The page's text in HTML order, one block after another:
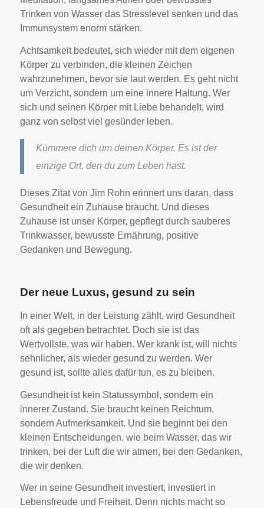
Trinken von Wasser das Stresslevel senken und das
Immunsystem enorm stärken.
Achtsamkeit bedeutet, sich wieder mit dem eigenen
Körper zu verbinden, die kleinen Zeichen
wahrzunehmen, bevor sie laut werden. Es geht nicht
um Verzicht, sondern um eine innere Haltung. Wer
sich und seinen Körper mit Liebe behandelt, wird
ganz von selbst viel gesünder leben.
Kümmere dich um deinen Körper. Es ist der
einzige Ort, den du zum Leben hast.
Dieses Zitat von Jim Rohn erinnert uns daran, dass
Gesundheit ein Zuhause braucht. Und dieses
Zuhause ist unser Körper, gepflegt durch sauberes
Trinkwasser, bewusste Ernährung, positive
Gedanken und Bewegung.
Der neue Luxus, gesund zu sein
In einer Welt, in der Leistung zählt, wird Gesundheit
oft als gegeben betrachtet. Doch sie ist das
Wertvollste, was wir haben. Wer krank ist, will nichts
sehnlicher, als wieder gesund zu werden. Wer
gesund ist, sollte alles dafür tun, es zu bleiben.
Gesundheit ist kein Statussymbol, sondern ein
innerer Zustand. Sie braucht keinen Reichtum,
sondern Aufmerksamkeit. Und sie beginnt bei den
kleinen Entscheidungen, wie beim Wasser, das wir
trinken, bei der Luft die wir atmen, bei den Gedanken,
die wir denken.
Wer in seine Gesundheit investiert, investiert in
Lebensfreude und Freiheit. Denn nichts macht so